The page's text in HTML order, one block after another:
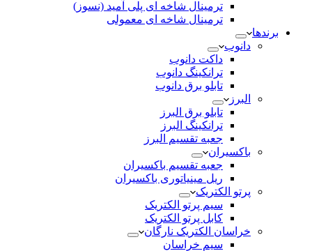
ترمینال شاخه ای پلی آمید (نسوز)
ترمینال شاخه ای معمولی
برندها
دانوب
داکت دانوب
ترانکینگ دانوب
تابلو برق دانوب
البرز
تابلو برق البرز
ترانکینگ البرز
جعبه تقسیم البرز
باکسیران
جعبه تقسیم باکسیران
ریل مینیاتوری باکسیران
پرتو الکتریک
سیم پرتو الکتریک
کابل پرتو الکتریک
خراسان الکتریک نارگان
سیم خراسان